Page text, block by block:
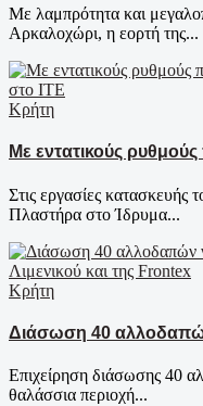
Με λαμπρότητα και
Αρκαλοχώρι, η εορτή της...
Κρήτη
Με εντατικούς
Στις εργασίες κατασκευής
Πλαστήρα στο Ίδρυμα...
Κρήτη
Διάσωση 40
Επιχείρηση διάσωσης 40
θαλάσσια περιοχή...